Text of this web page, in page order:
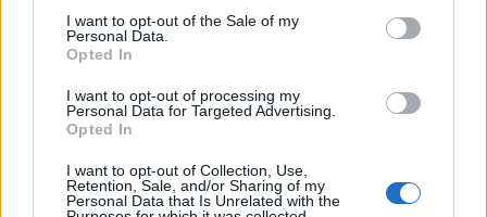
I want to opt-out of the Sale of my
Personal Data.
Opted In
I want to opt-out of processing my
Personal Data for Targeted Advertising.
Opted In
I want to opt-out of Collection, Use,
Retention, Sale, and/or Sharing of my
Personal Data that Is Unrelated with the
Oblibené místnosti
Sledované diskuze
Informace pro uživatele
Poslední 3 příspěvky na mé zdi
Nemá žádné příspěvky